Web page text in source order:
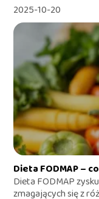
2025-10-20
Dieta FODMAP –
Dieta FODMAP
zmagających się z